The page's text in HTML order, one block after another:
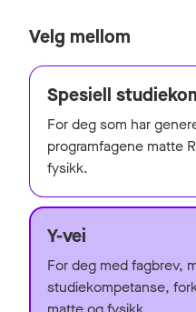
Velg mellom
Spesiell
For deg som har
programfagene matte
fysikk.
Y-vei
For deg med fagbrev,
studiekompetanse,